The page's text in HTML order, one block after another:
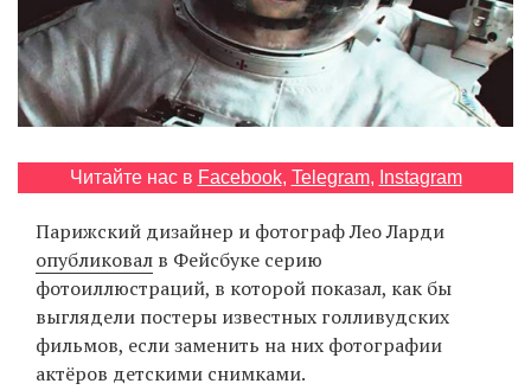
Читайте нас в Facebook, Telegram, Instagram
Парижский дизайнер и фотограф Лео Ларди
опубликовал в Фейсбуке серию
фотоиллюстраций, в которой показал, как бы
выглядели постеры известных голливудских
фильмов, если заменить на них фотографии
актёров детскими снимками.